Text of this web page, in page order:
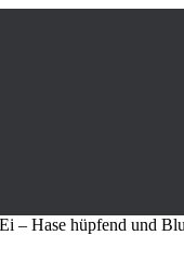
– Hase hüpfend und